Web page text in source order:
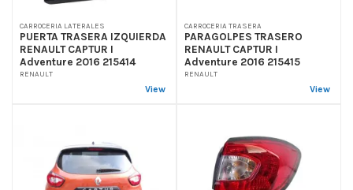
CARROCERIA LATERALES
PUERTA TRASERA IZQUIERDA
RENAULT CAPTUR I
Adventure 2016 215414
RENAULT
View
CARROCERIA TRASERA
PARAGOLPES TRASERO
RENAULT CAPTUR I
Adventure 2016 215415
RENAULT
View